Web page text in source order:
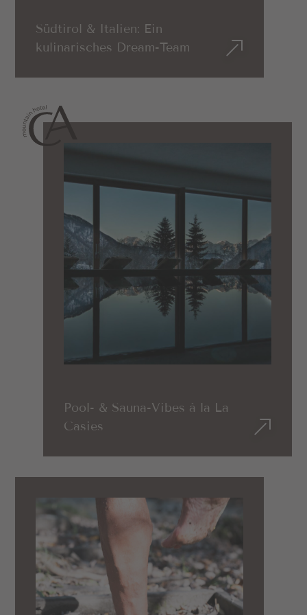
Südtirol & Italien: Ein
kulinarisches Dream-Team
Pool- & Sauna-Vibes à la La
Casies